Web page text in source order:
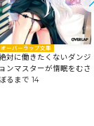
オーバーラップ文庫
対に働きたくないダンジ
ョンマスターが惰眠をむさ
ぼるまで 14